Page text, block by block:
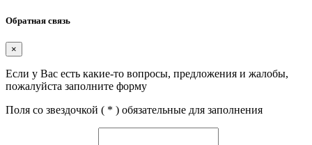
Обратная связь
×
Если у Вас есть какие-то вопросы, предложения и жалобы,
пожалуйста заполните форму
Поля со звездочкой ( * ) обязательные для заполнения